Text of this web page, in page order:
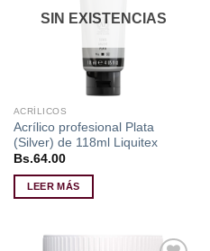
SIN EXISTENCIAS
ACRÍLICOS
Acrílico profesional Plata
(Silver) de 118ml Liquitex
Bs.64.00
LEER MÁS